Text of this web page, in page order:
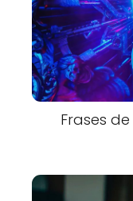
Frases